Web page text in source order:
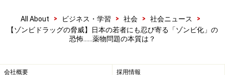
デート乱用の恐怖
フェンタニル以外にも、日本では「エトミデート」とい
っていると問題視されています。エトミデートは、全身
All About > ビジネス・学習 > 社会 > 社会ニュース
>
【ゾンビドラッグの脅威】日本の若者にも忍び寄る「ゾンビ化」の
恐怖……薬物問題の本質は？
会社概要 採用情報